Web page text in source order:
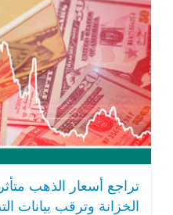
تراجع أسعار الذهب
الخزانة وترقب بيانات